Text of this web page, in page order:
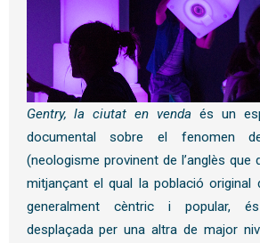
Gentry, la ciutat en venda és un
documental sobre el fenomen
(neologisme provinent de l’anglès que
mitjançant el qual la població original
generalment cèntric i popular, és
desplaçada per una altra de major